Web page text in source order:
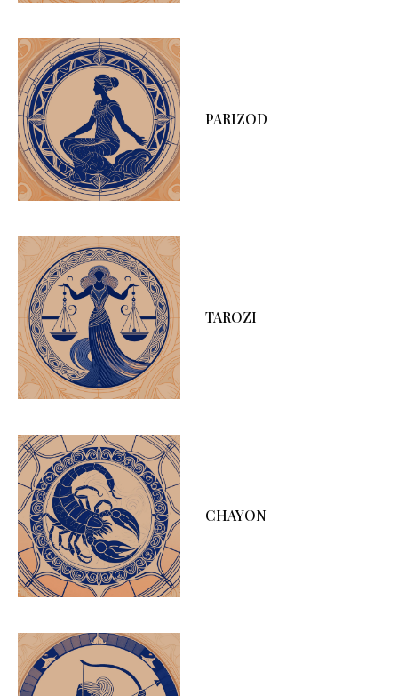
PARIZOD
TAROZI
CHAYON